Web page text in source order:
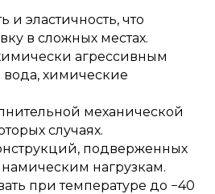
и эластичность, что
в сложных местах.
агрессивным
химические
механической
случаях.
подверженных
нагрузкам.
при температуре до −40